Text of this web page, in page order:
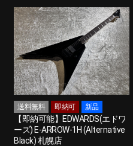
送料無料 即納可 新品
【即納可能】EDWARDS(エドワ
ーズ) E-ARROW-1H (Alternative
Black) 札幌店